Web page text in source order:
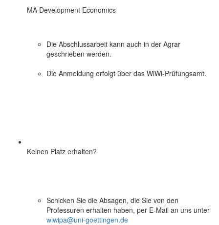
MA Development Economics
Die Abschlussarbeit kann auch in der Agrar
geschrieben werden.
Die Anmeldung erfolgt über das WiWi-Prüfungsamt.
Keinen Platz erhalten?
Schicken Sie die Absagen, die Sie von den
Professuren erhalten haben, per E-Mail an uns unter
wiwipa@uni-goettingen.de